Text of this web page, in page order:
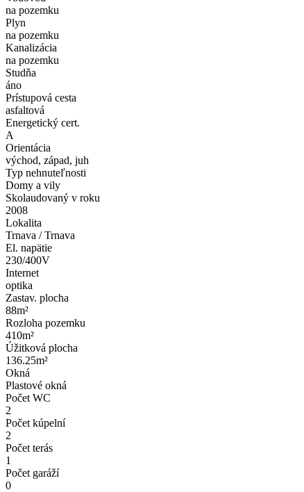
na pozemku
Plyn
na pozemku
Kanalizácia
na pozemku
Studňa
áno
Prístupová cesta
asfaltová
Energetický cert.
A
Orientácia
východ, západ, juh
Typ nehnuteľnosti
Domy a vily
Skolaudovaný v roku
2008
Lokalita
Trnava / Trnava
El. napätie
230/400V
Internet
optika
Zastav. plocha
88m²
Rozloha pozemku
410m²
Úžitková plocha
136.25m²
Okná
Plastové okná
Počet WC
2
Počet kúpelní
2
Počet terás
1
Počet garáží
0